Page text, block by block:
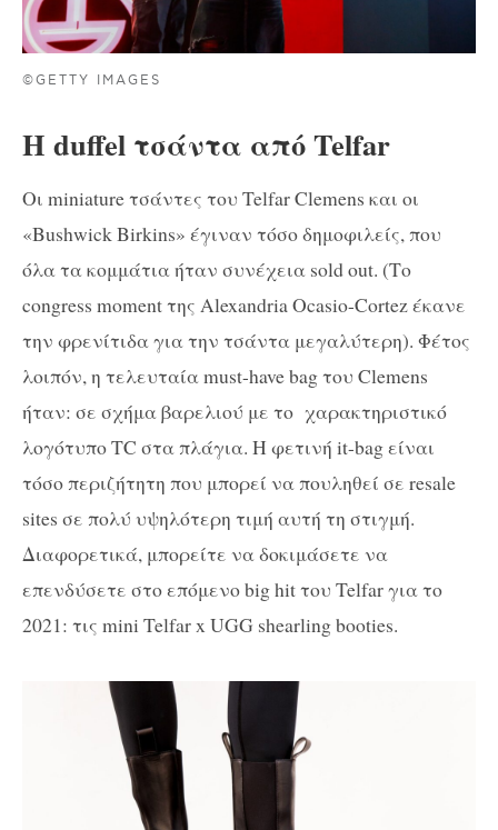
©GETTY IMAGES
Η duffel τσάντα από Telfar
Οι miniature τσάντες του Telfar Clemens και οι
«Bushwick Birkins» έγιναν τόσο δημοφιλείς, που
όλα τα κομμάτια ήταν συνέχεια sold out. (Το
congress moment της Alexandria Ocasio-Cortez έκανε
την φρενίτιδα για την τσάντα μεγαλύτερη). Φέτος
λοιπόν, η τελευταία must-have bag του Clemens
ήταν: σε σχήμα βαρελιού με το χαρακτηριστικό
λογότυπο TC στα πλάγια. Η φετινή it-bag είναι
τόσο περιζήτητη που μπορεί να πουληθεί σε resale
sites σε πολύ υψηλότερη τιμή αυτή τη στιγμή.
Διαφορετικά, μπορείτε να δοκιμάσετε να
επενδύσετε στο επόμενο big hit του Telfar για το
2021: τις mini Telfar x UGG shearling booties.